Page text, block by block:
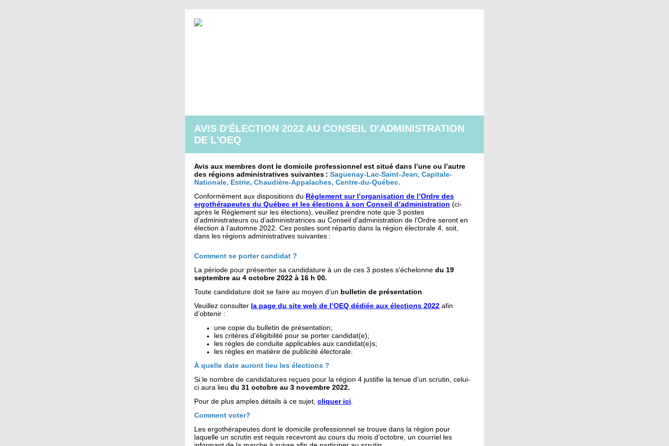
AVIS D'ÉLECTION 2022 AU CONSEIL D'ADMINISTRATION
DE L'OEQ
Avis aux membres dont le domicile professionnel est situé dans l’une ou l’autre
des régions administratives suivantes : Saguenay-Lac-Saint-Jean, Capitale-
Nationale, Estrie, Chaudière-Appalaches, Centre-du-Québec.
Conformément aux dispositions du Règlement sur l’organisation de l’Ordre des
ergothérapeutes du Québec et les élections à son Conseil d’administration (ci-
après le Règlement sur les élections), veuillez prendre note que 3 postes
d’administrateurs ou d’administratrices au Conseil d’administration de l’Ordre seront en
élection à l’automne 2022. Ces postes sont répartis dans la région électorale 4, soit,
dans les régions administratives suivantes :
Comment se porter candidat ?
La période pour présenter sa candidature à un de ces 3 postes s'échelonne du 19
septembre au 4 octobre 2022 à 16 h 00.
Toute candidature doit se faire au moyen d’un bulletin de présentation
Veuillez consulter la page du site web de l’OEQ dédiée aux élections 2022 afin
d’obtenir :
une copie du bulletin de présentation;
les critères d’éligibilité pour se porter candidat(e);
les règles de conduite applicables aux candidat(e)s;
les règles en matière de publicité électorale.
À quelle date auront lieu les élections ?
Si le nombre de candidatures reçues pour la région 4 justifie la tenue d’un scrutin, celui-
ci aura lieu du 31 octobre au 3 novembre 2022.
Pour de plus amples détails à ce sujet, cliquer ici
Comment voter?
Les ergothérapeutes dont le domicile professionnel se trouve dans la région pour
laquelle un scrutin est requis recevront au cours du mois d’octobre, un courriel les